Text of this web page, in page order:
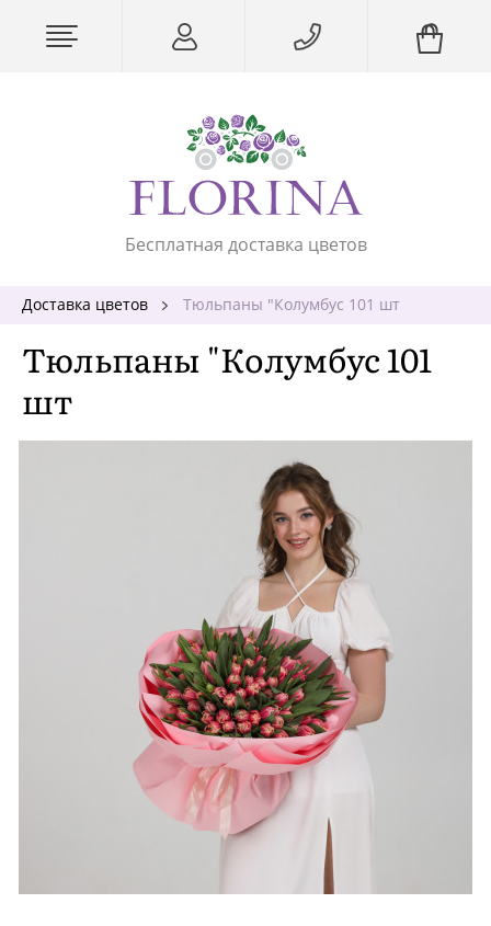
Бесплатная доставка цветов
Доставка цветов Тюльпаны "Колумбус 101 шт
Тюльпаны "Колумбус 101
шт